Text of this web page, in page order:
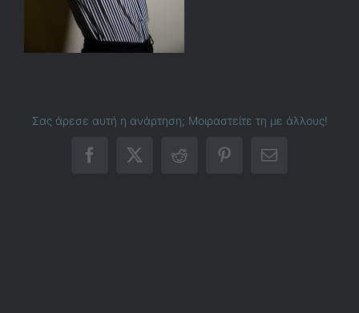
Σας άρεσε αυτή η ανάρτηση; Μοιραστείτε τη με άλλους!
Facebook
X RedditPinterestEmail